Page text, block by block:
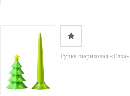
Ручка шариковая «Елка»